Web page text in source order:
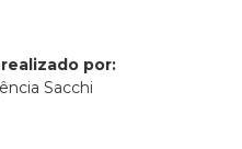
por:
Sacchi